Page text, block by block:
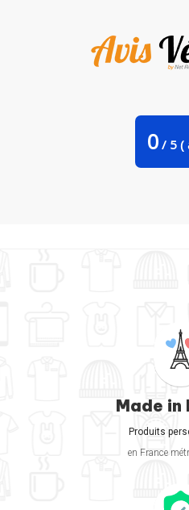
0 / 5 (
Made in
Produits
en France